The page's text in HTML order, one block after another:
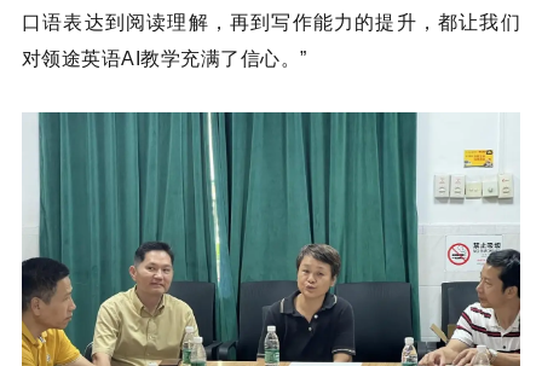
口语表达到阅读理解，再到写作能力的提升，都让我们
对领途英语AI教学充满了信心。”